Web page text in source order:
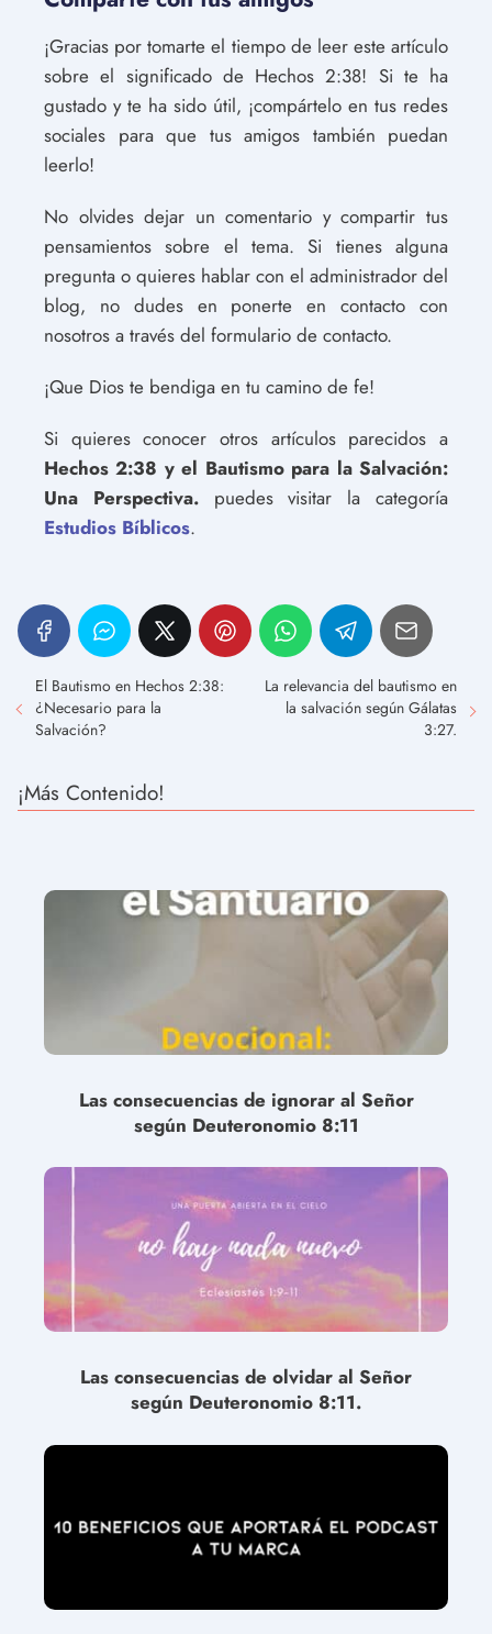
¡Gracias por tomarte el tiempo de leer este artículo
sobre el significado de Hechos 2:38! Si te ha
gustado y te ha sido útil, ¡compártelo en tus redes
sociales para que tus amigos también puedan
leerlo!
No olvides dejar un comentario y compartir tus
pensamientos sobre el tema. Si tienes alguna
pregunta o quieres hablar con el administrador del
blog, no dudes en ponerte en contacto con
nosotros a través del formulario de contacto.
¡Que Dios te bendiga en tu camino de fe!
Si quieres conocer otros artículos parecidos a
Hechos 2:38 y el Bautismo para la Salvación:
Una Perspectiva.puedes visitar la categoría
Estudios Bíblicos.
El Bautismo en Hechos 2:38:
¿Necesario para la
Salvación?
La relevancia del bautismo en
la salvación según Gálatas
3:27.
¡Más Contenido!
Las consecuencias de ignorar al Señor
según Deuteronomio 8:11
Las consecuencias de olvidar al Señor
según Deuteronomio 8:11.